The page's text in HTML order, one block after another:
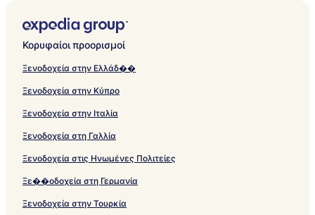
Κορυφαίοι προορισμοί
Ξενοδοχεία στην Ελλάδ��
Ξενοδοχεία στην Κύπρο
Ξενοδοχεία στην Ιταλία
Ξενοδοχεία στη Γαλλία
Ξενοδοχεία στις Ηνωμένες Πολιτείες
Ξε��οδοχεία στη Γερμανία
Ξενοδοχεία στην Τουρκία